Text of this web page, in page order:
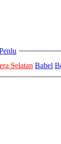
Selatan Babel